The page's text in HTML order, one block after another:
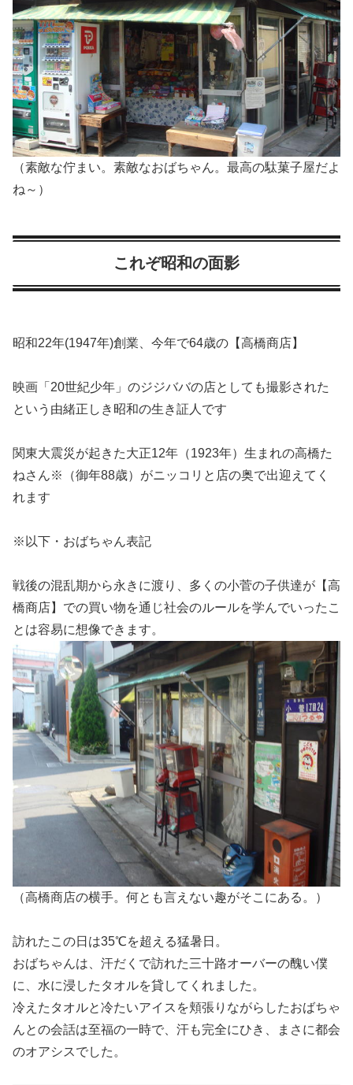
（素敵な佇まい。素敵なおばちゃん。最高の駄菓子屋だよ
ね～）
これぞ昭和の面影
昭和22年(1947年)創業、今年で64歳の【高橋商店】
映画「20世紀少年」のジジババの店としても撮影された
という由緒正しき昭和の生き証人です
関東大震災が起きた大正12年（1923年）生まれの高橋た
ねさん※（御年88歳）がニッコリと店の奥で出迎えてく
れます
※以下・おばちゃん表記
戦後の混乱期から永きに渡り、多くの小菅の子供達が【高
橋商店】での買い物を通じ社会のルールを学んでいったこ
とは容易に想像できます。
（高橋商店の横手。何とも言えない趣がそこにある。）
訪れたこの日は35℃を超える猛暑日。
おばちゃんは、汗だくで訪れた三十路オーバーの醜い僕
に、水に浸したタオルを貸してくれました。
冷えたタオルと冷たいアイスを頬張りながらしたおばちゃ
んとの会話は至福の一時で、汗も完全にひき、まさに都会
のオアシスでした。